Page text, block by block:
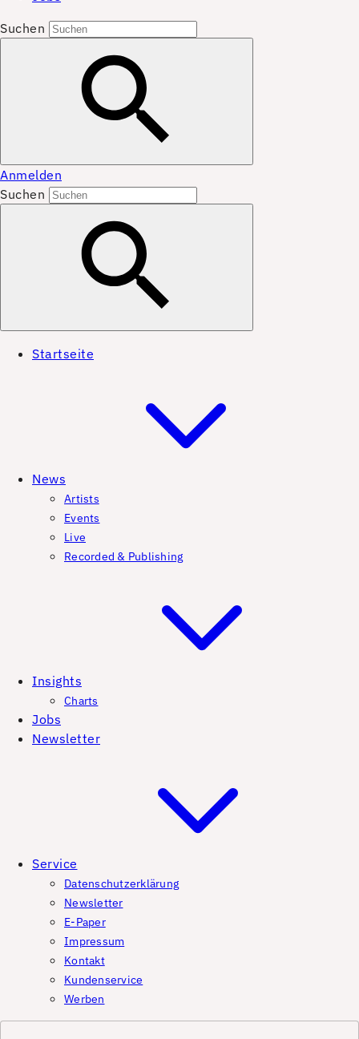
Suchen
Anmelden
Suchen
Startseite
News
Artists
Events
Live
Recorded & Publishing
Insights
Charts
Jobs
Newsletter
Service
Datenschutzerklärung
Newsletter
E-Paper
Impressum
Kontakt
Kundenservice
Werben